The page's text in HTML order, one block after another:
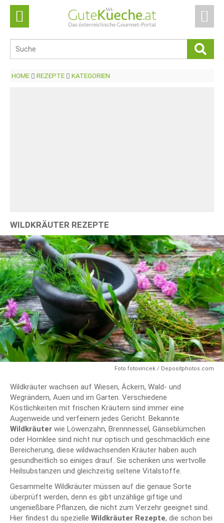
HOME REZEPTE KATEGORIEN
WILDKRÄUTER REZEPTE
Foto fotovincek / Depositphotos.com
Wildkräuter wachsen auf Wiesen, Äckern, Wald- und
Wegrändern, Auen und im Garten. Verschiedene
Köstlichkeiten mit frischen Kräutern sind immer eine
Augenweide und verfeinern jedes Gericht. Bekannte
Wildkräuter wie Löwenzahn, Brennnessel, Gänseblümchen
oder Hornklee sind nicht nur optisch und geschmacklich eine
Bereicherung, diese wildwachsenden Kräuter haben auch
gesundheitlich so einiges drauf. Sie schenken uns wertvolle
Heilsubstanzen und gleichzeitig seltene Vitalstoffe.
Gesammelte Wildkräuter müssen auf die genaue Sorte
überprüft werden, denn es gibt unzählige giftige und
ungenießbare Pflanzen, die nicht zum Verzehr geeignet sind.
Hier findest du spezielle Wildkräuter Rezepte, die schon bei